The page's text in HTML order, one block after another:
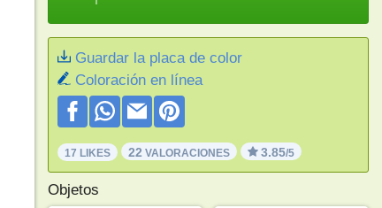
Guardar la placa de color
Coloración en línea
17 LIKES 22 VALORACIONES 3.85/5
Objetos